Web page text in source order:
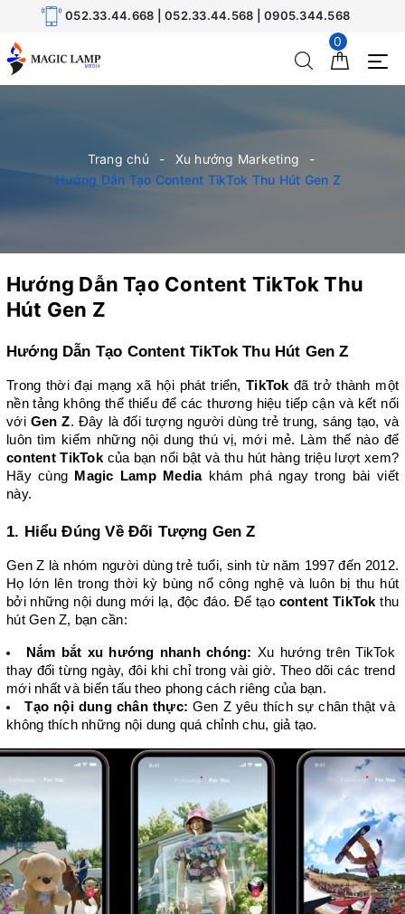
052.33.44.668 | 052.33.44.568 | 0905.344.568
0
Trang chủ
Xu hướng Marketing
Hướng Dẫn Tạo Content TikTok Thu Hút Gen Z
Hướng Dẫn Tạo Content TikTok Thu
Hút Gen Z
Hướng Dẫn Tạo Content TikTok Thu Hút Gen Z
Trong thời đại mạng xã hội phát triển, TikTok đã trở thành một
nền tảng không thể thiếu để các thương hiệu tiếp cận và kết nối
với Gen Z. Đây là đối tượng người dùng trẻ trung, sáng tạo, và
content TikTok của bạn nổi bật và thu hút hàng triệu lượt xem?
Hãy cùng Magic Lamp Media khám phá ngay trong bài viết
này.
1. Hiểu Đúng Về Đối Tượng Gen Z
Gen Z là nhóm người dùng trẻ tuổi, sinh từ năm 1997 đến 2012.
Họ lớn lên trong thời kỳ bùng nổ công nghệ và luôn bị thu hút
bởi những nội dung mới lạ, độc đáo. Để tạo content TikTok thu
hút Gen Z, bạn cần:
Nắm bắt xu hướng nhanh chóng: Xu hướng trên TikTok
thay đổi từng ngày, đôi khi chỉ trong vài giờ. Theo dõi các trend
mới nhất và biến tấu theo phong cách riêng của bạn.
Tạo nội dung chân thực: Gen Z yêu thích sự chân thật và
không thích những nội dung quá chỉnh chu, giả tạo.